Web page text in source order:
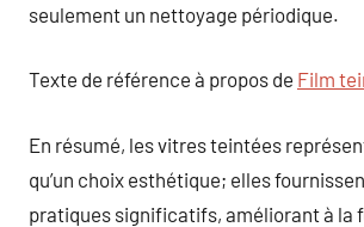
seulement un nettoyage périodique.
Texte de référence à propos de Film
En résumé, les vitres teintées
qu’un choix esthétique; elles
pratiques significatifs, améliorant à la